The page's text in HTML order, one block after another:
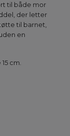
til både mor
der letter
til barnet,
en
cm.